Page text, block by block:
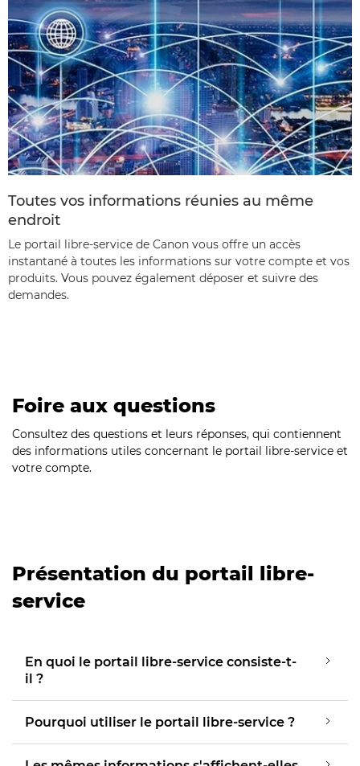
Toutes vos informations réunies au même
endroit
Le portail libre-service de Canon vous offre un accès
instantané à toutes les informations sur votre compte et vos
produits. Vous pouvez également déposer et suivre des
demandes.
Foire aux questions
Consultez des questions et leurs réponses, qui contiennent
des informations utiles concernant le portail libre-service et
votre compte.
Présentation du portail libre-
service
En quoi le portail libre-service consiste-t-
il ?
Pourquoi utiliser le portail libre-service ?